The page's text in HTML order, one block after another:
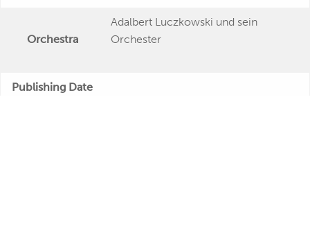
Orchestra
Adalbert Luczkowski und sein
Orchester
Publishing Date